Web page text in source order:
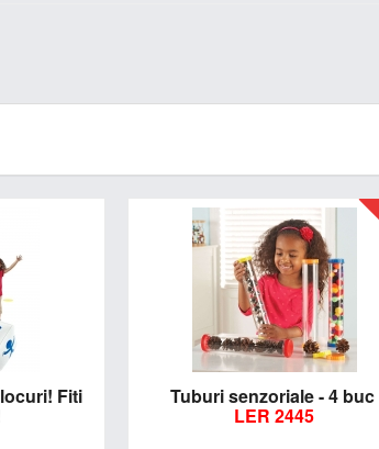
Fiti Tuburi senzoriale - 4 buc
LER 2445